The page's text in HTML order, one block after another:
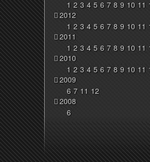
1 2 3 4 5 6 7 8 9 10 11
2012
1 2 3 4 5 6 7 8 9 10 11
2011
1 2 3 4 5 6 7 8 9 10 11
2010
1 2 3 4 5 6 7 8 9 10 11
2009
6 7 11 12
2008
6